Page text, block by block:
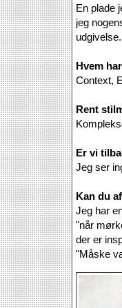
En plade
jeg
udgivelse.
Hvem
Context,
Rent
Er vi
Jeg ser
Kan du
Jeg har
"når
der er
"Måske